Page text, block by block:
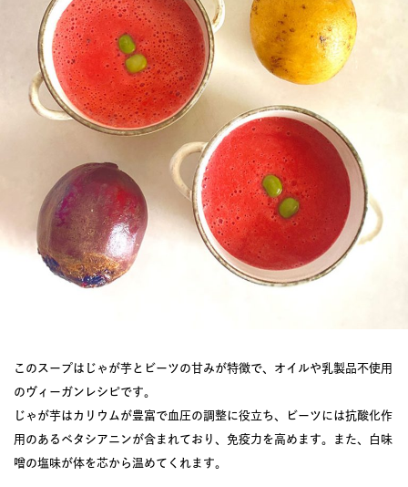
このスープはじゃが芋とビーツの甘みが特徴で、オイルや乳製品不使用
のヴィーガンレシピです。
じゃが芋はカリウムが豊富で血圧の調整に役立ち、ビーツには抗酸化作
用のあるベタシアニンが含まれており、免疫力を高めます。また、白味
噌の塩味が体を芯から温めてくれます。